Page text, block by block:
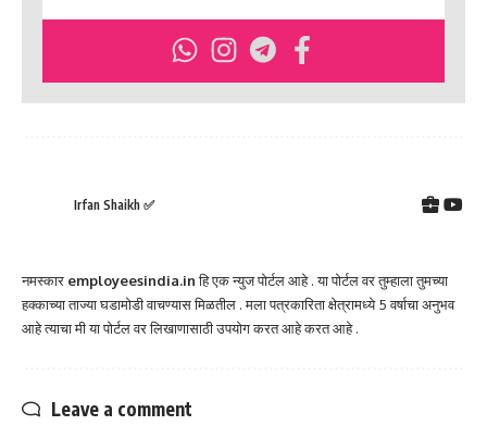
Irfan Shaikh ✅
नमस्कार employeesindia.inहि एक न्युज पोर्टल आहे . या पोर्टल वर तुम्हाला तुमच्या
हक्काच्या ताज्या घडामोडी वाचण्यास मिळतील . मला पत्रकारिता क्षेत्रामध्ये 5 वर्षाचा अनुभव
आहे त्याचा मी या पोर्टल वर लिखाणासाठी उपयोग करत आहे करत आहे .
Leave a comment